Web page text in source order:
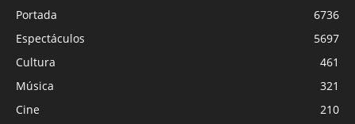
Portada
6736
Espectáculos
5697
Cultura
461
Música
321
Cine
210